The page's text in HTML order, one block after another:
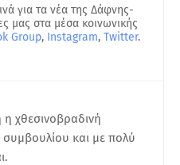
για τα νέα της Δάφνης-
μας στα μέσα κοινωνικής
Group, Instagram, Twitter.
χθεσινοβραδινή
και με πολύ